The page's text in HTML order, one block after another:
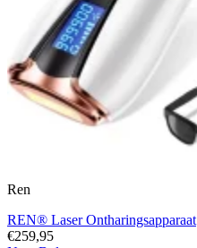
Ren
REN® Laser Ontharingsapparaat
€259,95